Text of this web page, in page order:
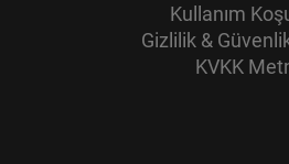
Kullanım
Gizlilik &
KVKK